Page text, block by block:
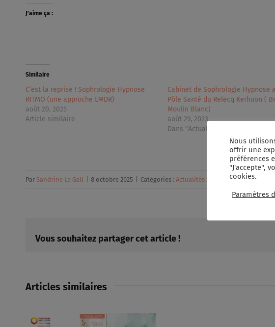
J’aime ça :
Similaire
C’est la reprise ! Sophrologie Hypnose
RITMO (une approche EMDR)
août 20, 2025
Article similaire
Cabinet de Sophrologie Hypnose
Pôle Santé du Relecq Kerhuon (
Moulin Blanc)
août 29, 2023
Dans "Actualités Sandrine Le Gall"
Par Sandrine Le Gall 8 octobre 2025 Catégories : Actualités Sandrine Le Gall,
Vous souhaitez partager cet article !
Articles similaires
Nous
offrir une
préférences
"J'accepte",
cookies.
Paramètres